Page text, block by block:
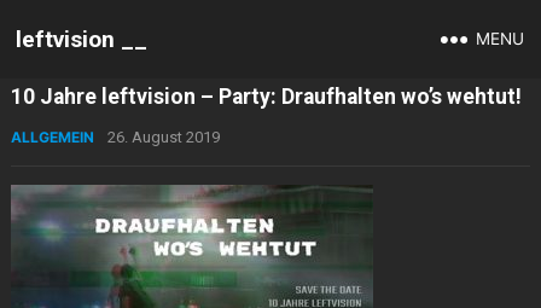
leftvision __ MENU
10 Jahre leftvision – Party: Draufhalten wo’s wehtut!
ALLGEMEIN 26. August 2019